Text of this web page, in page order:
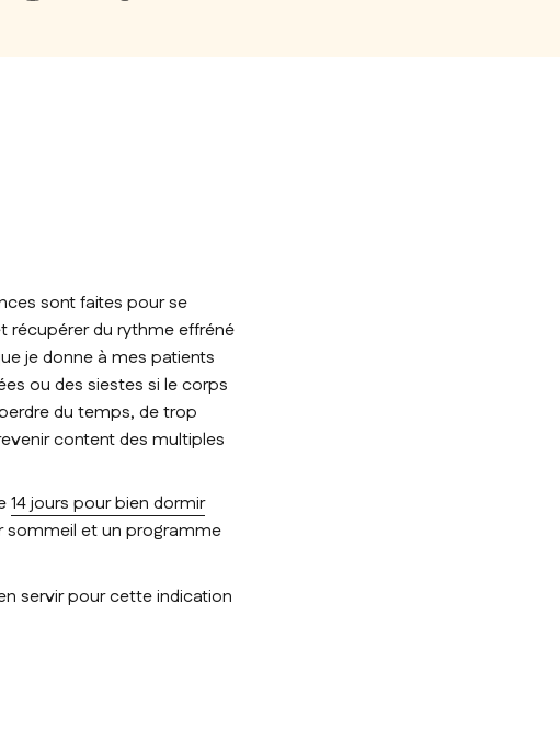
sont faites pour se
récupérer du rythme effréné
je donne à mes patients
ou des siestes si le corps
du temps, de trop
content des multiples
14 jours pour bien dormir
sommeil et un programme
servir pour cette indication